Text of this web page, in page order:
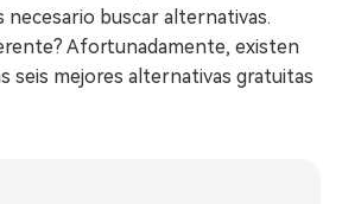
buscar alternativas.
Afortunadamente, existen
seis mejores alternativas gratuitas